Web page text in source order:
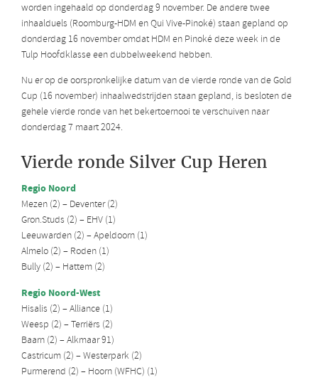
worden ingehaald op donderdag 9 november. De andere twee
inhaalduels (Roomburg-HDM en Qui Vive-Pinoké) staan gepland op
donderdag 16 november omdat HDM en Pinoké deze week in de
Tulp Hoofdklasse een dubbelweekend hebben.
Nu er op de oorspronkelijke datum van de vierde ronde van de Gold
Cup (16 november) inhaalwedstrijden staan gepland, is besloten de
gehele vierde ronde van het bekertoernooi te verschuiven naar
donderdag 7 maart 2024.
Vierde ronde Silver Cup Heren
Regio Noord
Mezen (2) – Deventer (2)
Gron.Studs (2) – EHV (1)
Leeuwarden (2) – Apeldoorn (1)
Almelo (2) – Roden (1)
Bully (2) – Hattem (2)
Regio Noord-West
Hisalis (2) – Alliance (1)
Weesp (2) – Terriërs (2)
Baarn (2) – Alkmaar 91)
Castricum (2) – Westerpark (2)
Purmerend (2) – Hoorn (WFHC) (1)